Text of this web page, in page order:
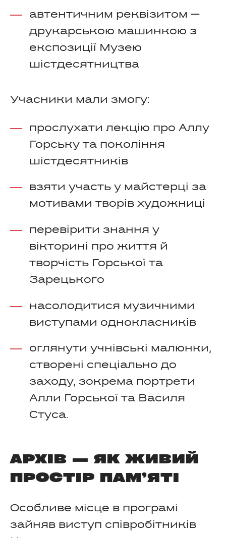
автентичним реквізитом —
друкарською машинкою з
експозиції Музею
шістдесятництва
Учасники мали змогу:
прослухати лекцію про Аллу
Горську та покоління
шістдесятників
взяти участь у майстерці за
мотивами творів художниці
перевірити знання у
вікторині про життя й
творчість Горської та
Зарецького
насолодитися музичними
виступами однокласників
оглянути учнівські малюнки,
створені спеціально до
заходу, зокрема портрети
Алли Горської та Василя
Стуса.
АРХІВ — ЯК ЖИВИЙ
ПРОСТІР ПАМ’ЯТІ
Особливе місце в програмі
зайняв виступ співробітників